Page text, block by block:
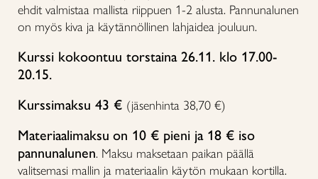
ehdit valmistaa mallista riippuen 1-2 alusta. Pannunalunen
on myös kiva ja käytännöllinen lahjaidea jouluun.
Kurssi kokoontuu torstaina 26.11. klo 17.00-
20.15.
Kurssimaksu 43 € (jäsenhinta 38,70 €)
Materiaalimaksu on 10 € pieni ja 18 € iso
pannunalunen. Maksu maksetaan paikan päällä
valitsemasi mallin ja materiaalin käytön mukaan kortilla.